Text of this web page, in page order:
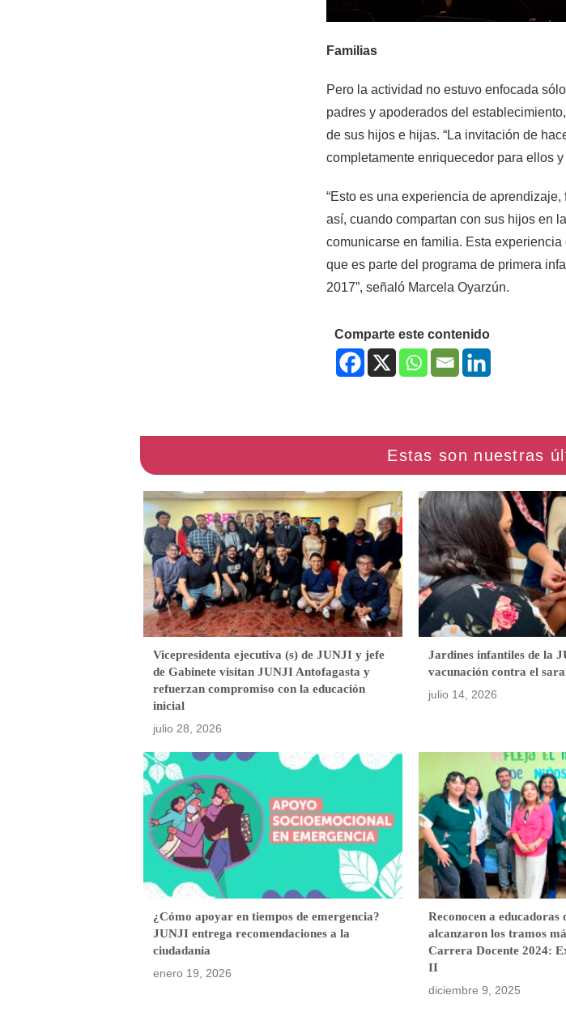
Familias
Pero la actividad no estuvo enfocada
padres y apoderados del
de sus hijos e hijas. “La invitación de
completamente enriquecedor para ellos
“Esto es una experiencia de
así, cuando compartan con sus hijos en
comunicarse en familia. Esta
que es parte del programa de primera
2017”, señaló Marcela Oyarzún.
Comparte este contenido
Vicepresidenta ejecutiva (s) de JUNJI y jefe
de Gabinete visitan JUNJI Antofagasta y
refuerzan compromiso con la educación
inicial
julio 28, 2026
Jardines infantiles de la
vacunación contra el
julio 14, 2026
¿Cómo apoyar en tiempos de emergencia?
JUNJI entrega recomendaciones a la
ciudadanía
enero 19, 2026
Reconocen a educadoras
alcanzaron los tramos
Carrera Docente 2024:
II
diciembre 9, 2025